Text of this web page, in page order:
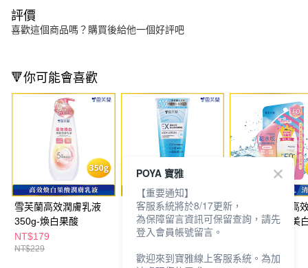
評價
喜歡這個商品嗎？購買後給他一個好評吧
🔻你可能會喜歡
雪芙蘭高效潤膚乳液
350g-煥白果酸
NT$179
NT$229
雪芙蘭超能精華乳
330g-全效美白激亮
NT$199
雪芙蘭超水感高
凝乳45g-清透美
POYA 寶雅
【重要通知】
客服系統將於8/17更新，
為保障留言資訊可保留查詢，請先
登入會員帳號留言。
歡迎來到寶雅線上客服系統。為加